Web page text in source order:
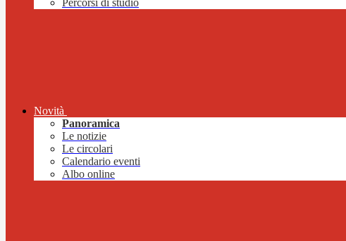
Percorsi di studio
Novità
Panoramica
Le notizie
Le circolari
Calendario eventi
Albo online